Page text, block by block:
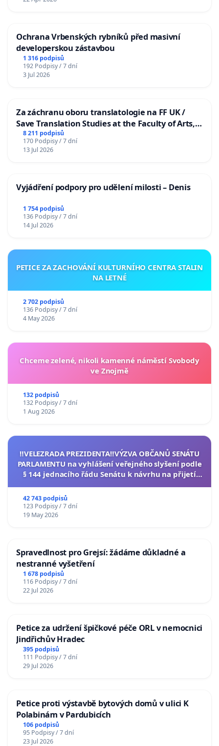
Ochrana Vrbenských rybníků před masivní
developerskou zástavbou
1 316 podpisů
192 Podpisy / 7 dní
3 Jul 2026
Za záchranu oboru translatologie na FF UK /
Save Translation Studies at the Faculty of Arts,
Charles University
8 211 podpisů
170 Podpisy / 7 dní
13 Jul 2026
Vyjádření podpory pro udělení milosti – Denis
1 754 podpisů
136 Podpisy / 7 dní
14 Jul 2026
PETICE ZA ZACHOVÁNÍ KULTURNÍHO CENTRA STALIN
NA LETNÉ
2 702 podpisů
136 Podpisy / 7 dní
4 May 2026
Chceme zelené, nikoli kamenné náměstí Svobody
ve Znojmě
132 podpisů
132 Podpisy / 7 dní
1 Aug 2026
‼️VELEZRADA PREZIDENTA‼️VÝZVA OBČANŮ SENÁTU
PARLAMENTU na vyhlášení veřejného slyšení podle
§ 144 jednacího řádu Senátu k návrhu na přijetí
42 743 podpisů
123 Podpisy / 7 dní
19 May 2026
Spravedlnost pro Grejsí: žádáme důkladné a
nestranné vyšetření
1 678 podpisů
116 Podpisy / 7 dní
22 Jul 2026
Petice za udržení špičkové péče ORL v nemocnici
Jindřichův Hradec
395 podpisů
111 Podpisy / 7 dní
29 Jul 2026
Petice proti výstavbě bytových domů v ulici K
Polabinám v Pardubicích
106 podpisů
95 Podpisy / 7 dní
23 Jul 2026